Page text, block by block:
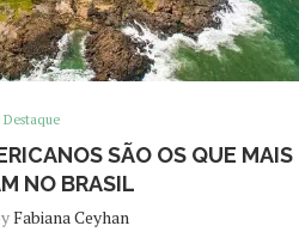
Destaque
SÃO OS QUE MAIS
NO BRASIL
Fabiana Ceyhan